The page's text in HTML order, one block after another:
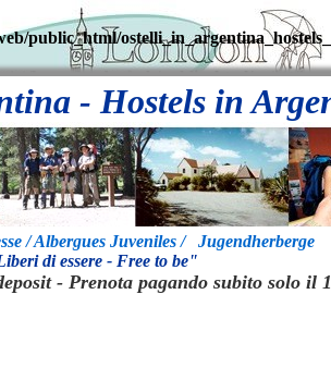
public_html/
in/home/londraweb/public_html/script/
- Hostels in
/ Albergues Juveniles / Jugendherberge
di essere - Free to be"
- Prenota pagando subito solo il